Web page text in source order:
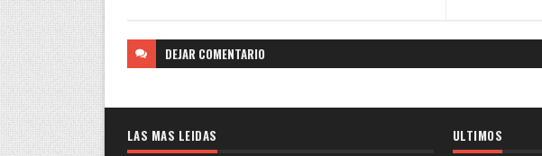
DEJAR COMENTARIO
LAS MAS LEIDAS ULTIMOS